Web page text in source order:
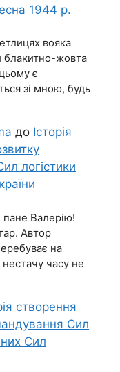
1944 р.
вояка
блакитно-жовта
є
зі мною, будь
до Історія
логістики
пане Валерію!
Автор
на
часу не
створення
Сил
Сил